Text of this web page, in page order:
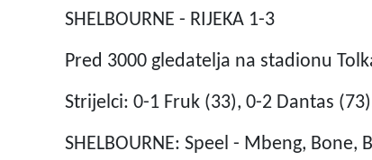
SHELBOURNE - RIJEKA 1-3
Pred 3000 gledatelja na stadionu
Strijelci: 0-1 Fruk (33), 0-2 Dantas
SHELBOURNE: Speel - Mbeng,